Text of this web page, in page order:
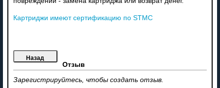
Картриджи имеют сертификацию по STMC
Отзыв
Зарегистрируйтесь, чтобы создать отзыв.